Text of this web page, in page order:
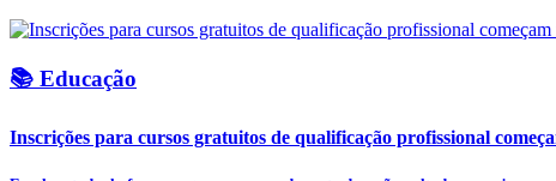
📚 Educação
Inscrições para cursos gratuitos de qualificação profissional